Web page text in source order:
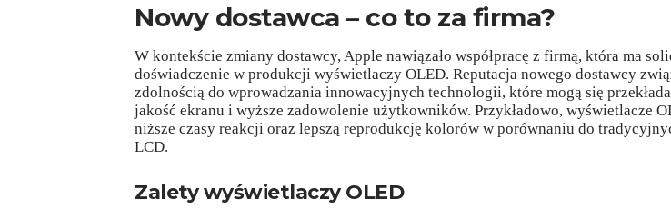
Nowy dostawca – co to za firma?
W kontekście zmiany dostawcy, Apple nawiązało współpracę z firmą, która ma
doświadczenie w produkcji wyświetlaczy OLED. Reputacja nowego dostawcy
zdolnością do wprowadzania innowacyjnych technologii, które mogą się
jakość ekranu i wyższe zadowolenie użytkowników. Przykładowo, wyświetlacze
niższe czasy reakcji oraz lepszą reprodukcję kolorów w porównaniu do
LCD.
Zalety wyświetlaczy OLED